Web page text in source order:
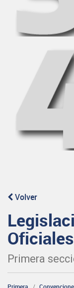
Volver
Oficiales
Primera
Primera